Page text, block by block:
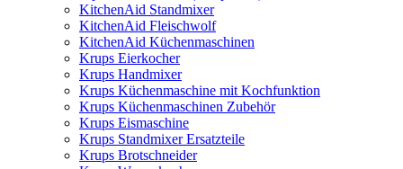
KitchenAid Standmixer
KitchenAid Fleischwolf
KitchenAid Küchenmaschinen
Krups Eierkocher
Krups Handmixer
Krups Küchenmaschine mit Kochfunktion
Krups Küchenmaschinen Zubehör
Krups Eismaschine
Krups Standmixer Ersatzteile
Krups Brotschneider